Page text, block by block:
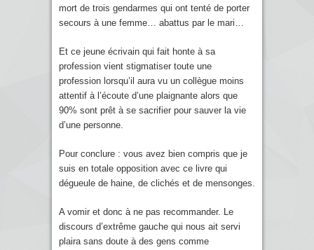
mort de trois gendarmes qui ont tenté de porter
secours à une femme… abattus par le mari…
Et ce jeune écrivain qui fait honte à sa
profession vient stigmatiser toute une
profession lorsqu’il aura vu un collègue moins
attentif à l’écoute d’une plaignante alors que
90% sont prêt à se sacrifier pour sauver la vie
d’une personne.
Pour conclure : vous avez bien compris que je
suis en totale opposition avec ce livre qui
dégueule de haine, de clichés et de mensonges.
A vomir et donc à ne pas recommander. Le
discours d’extrême gauche qui nous ait servi
plaira sans doute à des gens comme